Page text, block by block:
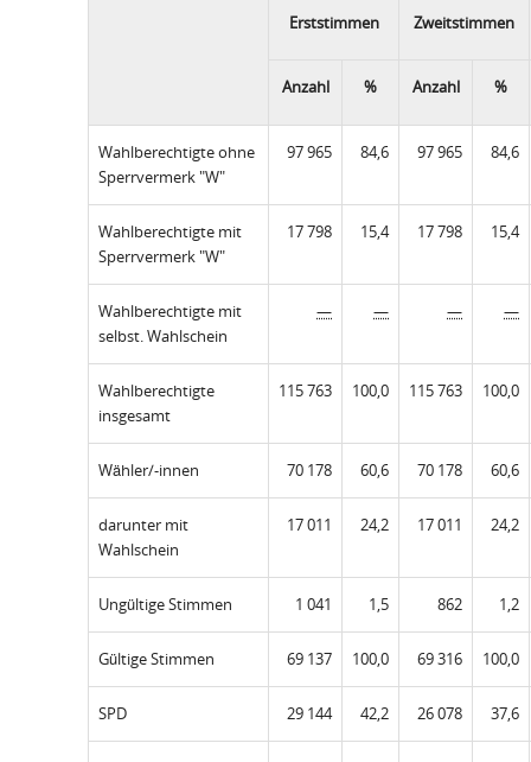
Erststimmen Zweitstimmen
Anzahl % Anzahl %
Wahlberechtigte ohne
Sperrvermerk "W"
97 965 84,6 97 965 84,6
Wahlberechtigte mit
Sperrvermerk "W"
17 798 15,4 17 798 15,4
Wahlberechtigte mit
selbst. Wahlschein
— — — —
Wahlberechtigte
insgesamt
115 763 100,0 115 763 100,0
Wähler/-innen 70 178 60,6 70 178 60,6
darunter mit
Wahlschein
17 011 24,2 17 011 24,2
Ungültige Stimmen 1 041 1,5 862 1,2
Gültige Stimmen 69 137 100,0 69 316 100,0
SPD 29 144 42,2 26 078 37,6